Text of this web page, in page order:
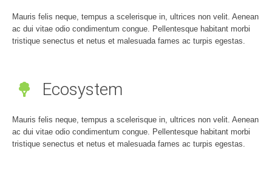
Mauris felis neque, tempus a scelerisque in, ultrices non velit. Aenean
ac dui vitae odio condimentum congue. Pellentesque habitant morbi
tristique senectus et netus et malesuada fames ac turpis egestas.
Ecosystem
Mauris felis neque, tempus a scelerisque in, ultrices non velit. Aenean
ac dui vitae odio condimentum congue. Pellentesque habitant morbi
tristique senectus et netus et malesuada fames ac turpis egestas.